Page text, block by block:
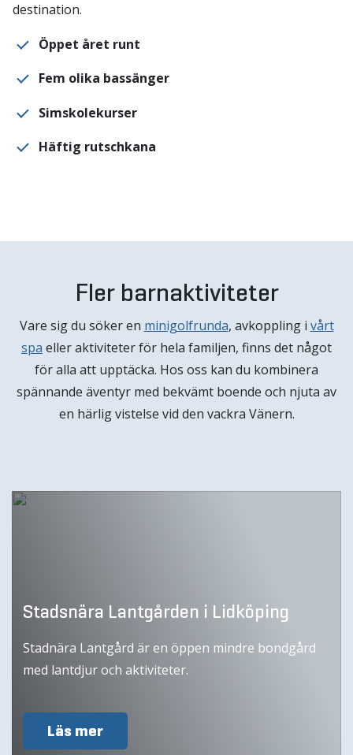
destination.
Öppet året runt
Fem olika bassänger
Simskolekurser
Häftig rutschkana
Fler barnaktiviteter
Vare sig du söker en minigolfrunda, avkoppling i vårt
spa eller aktiviteter för hela familjen, finns det något
för alla att upptäcka. Hos oss kan du kombinera
spännande äventyr med bekvämt boende och njuta av
en härlig vistelse vid den vackra Vänern.
Stadsnära Lantgården i Lidköping
Stadnära Lantgård är en öppen mindre bondgård
med lantdjur och aktiviteter.
Läs mer